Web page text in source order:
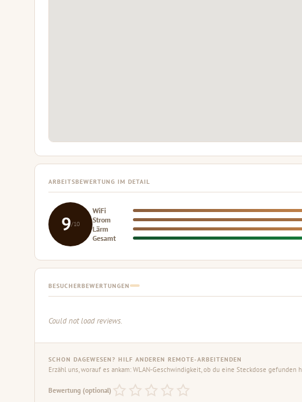
ARBEITSBEWERTUNG IM DETAIL
9/10
WiFi
Strom
Lärm
Gesamt
BESUCHERBEWERTUNGEN
Could not load reviews.
SCHON DAGEWESEN? HILF ANDEREN REMOTE-ARBEITENDEN
Erzähl uns, worauf es ankam: WLAN-Geschwindigkeit, ob du eine Steckdose
Bewertung (optional)